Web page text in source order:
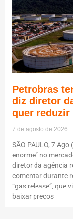
Petrobras
diz diretor
quer reduzir
7 de agosto de 2026
SÃO PAULO, 7
enorme” no
diretor da agência
comentar durante
“gas release”, que
baixar preços